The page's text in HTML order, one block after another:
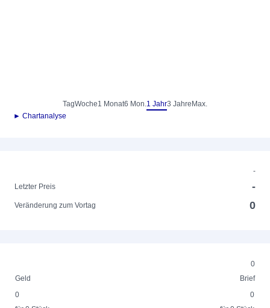
TagWoche1 Monat6 Mon.1 Jahr3 Jahre Max.
► Chartanalyse
-
Letzter Preis
-
Veränderung zum Vortag 0
0
Geld
Brief
0
0